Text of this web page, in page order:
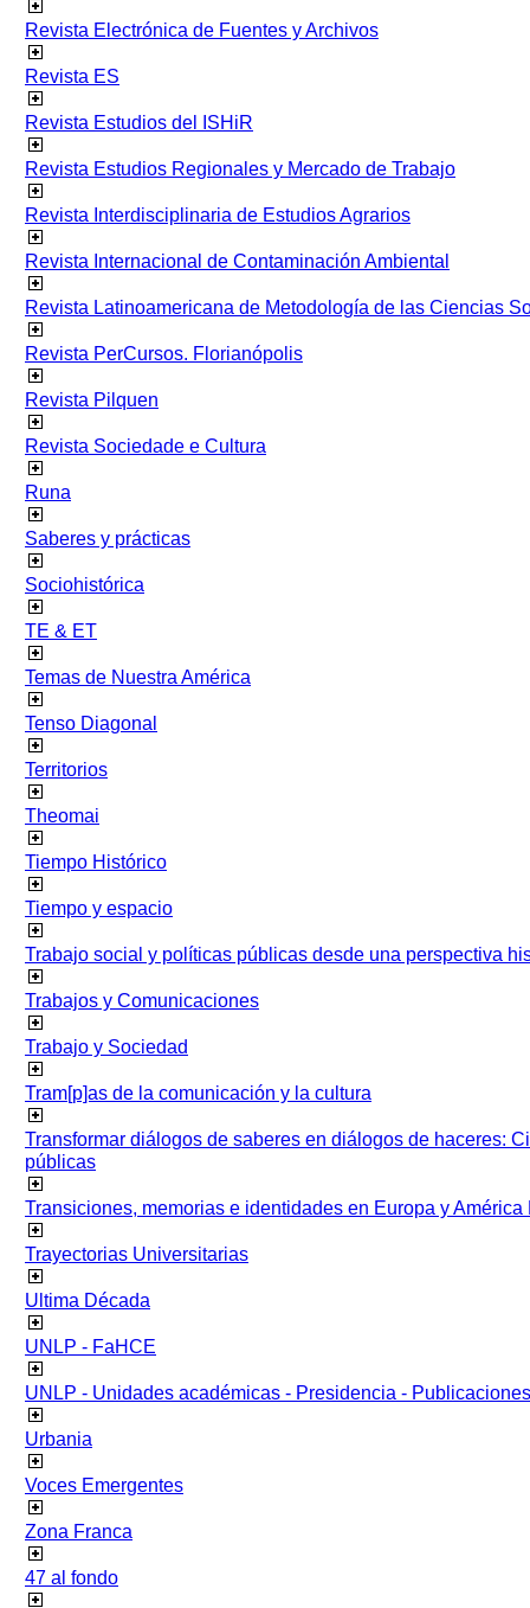
Revista Electrónica de Fuentes y Archivos
Revista ES
Revista Estudios del ISHiR
Revista Estudios Regionales y Mercado de Trabajo
Revista Interdisciplinaria de Estudios Agrarios
Revista Internacional de Contaminación Ambiental
Revista Latinoamericana de Metodología de las Ciencias
Revista PerCursos. Florianópolis
Revista Pilquen
Revista Sociedade e Cultura
Runa
Saberes y prácticas
Sociohistórica
TE & ET
Temas de Nuestra América
Tenso Diagonal
Territorios
Theomai
Tiempo Histórico
Tiempo y espacio
Trabajo social y políticas públicas desde una perspectiva
Trabajos y Comunicaciones
Trabajo y Sociedad
Tram[p]as de la comunicación y la cultura
Transformar diálogos de saberes en diálogos de haceres:
públicas
Transiciones, memorias e identidades en Europa y América
Trayectorias Universitarias
Ultima Década
UNLP - FaHCE
UNLP - Unidades académicas - Presidencia - Publicaciones
Urbania
Voces Emergentes
Zona Franca
47 al fondo